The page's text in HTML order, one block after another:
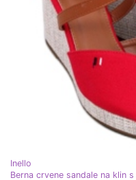
Inello
Berna crvene sandale na klin